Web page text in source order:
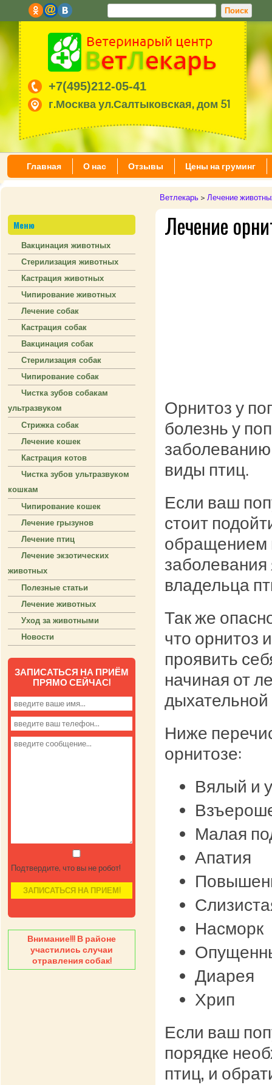
+7(495)212-05-41
г.Москва ул.Салтыковская, дом 51
Главная О нас Отзывы Цены на груминг
Ветлекарь > Лечение
Лечение
Орнитоз у
болезнь у
виды птиц.
Если ваш
стоит
обращением
заболевания
владельца
Так же
что орнитоз
проявить
начиная от
дыхательной
Ниже
орнитозе:
Вялый и
Малая
Апатия
Насморк
Диарея
Хрип
Если ваш
порядке
птиц, и
Меню
Вакцинация животных
Стерилизация животных
Кастрация животных
Чипирование животных
Лечение собак
Кастрация собак
Вакцинация собак
Стерилизация собак
Чипирование собак
Чистка зубов собакам
ультразвуком
Стрижка собак
Лечение кошек
Кастрация котов
Чистка зубов ультразвуком
кошкам
Чипирование кошек
Лечение грызунов
Лечение птиц
Лечение экзотических
животных
Полезные статьи
Лечение животных
Уход за животными
Новости
ЗАПИСАТЬСЯ НА ПРИЁМ
ПРЯМО СЕЙЧАС!
Подтвердите, что вы не робот!
Внимание!!! В районе
участились случаи
отравления собак!